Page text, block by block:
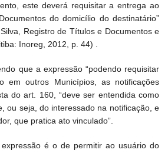
este deverá requisitar a entrega ao
do domicílio do destinatário”
Registro de Títulos e Documentos e
Inoreg, 2012, p. 44) .
que a expressão “podendo requisitar
em outros Municípios, as notificações
do art. 160, “deve ser entendida como
ou seja, do interessado na notificação, e
que pratica ato vinculado”.
é o de permitir ao usuário do